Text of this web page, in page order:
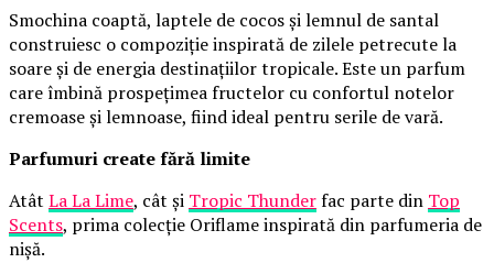
Smochina coaptă, laptele de cocos și lemnul de santal
construiesc o compoziție inspirată de zilele petrecute la
soare și de energia destinațiilor tropicale. Este un parfum
care îmbină prospețimea fructelor cu confortul notelor
cremoase și lemnoase, fiind ideal pentru serile de vară.
Parfumuri create fără limite
Atât La La Lime, cât și Tropic Thunderfac parte din Top
Scents, prima colecție Oriflame inspirată din parfumeria de
nișă.